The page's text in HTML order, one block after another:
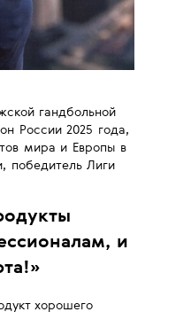
гандбольной
России 2025 года,
мира и Европы в
победитель Лиги
хорошего
и
»